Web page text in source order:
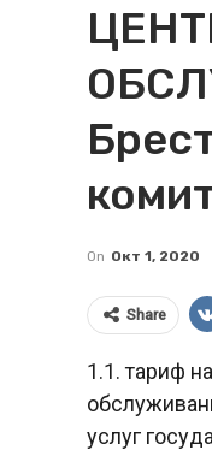
On Окт 1, 2020
Share
1.1. тариф
услуг